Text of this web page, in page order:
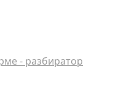
- разбиратор